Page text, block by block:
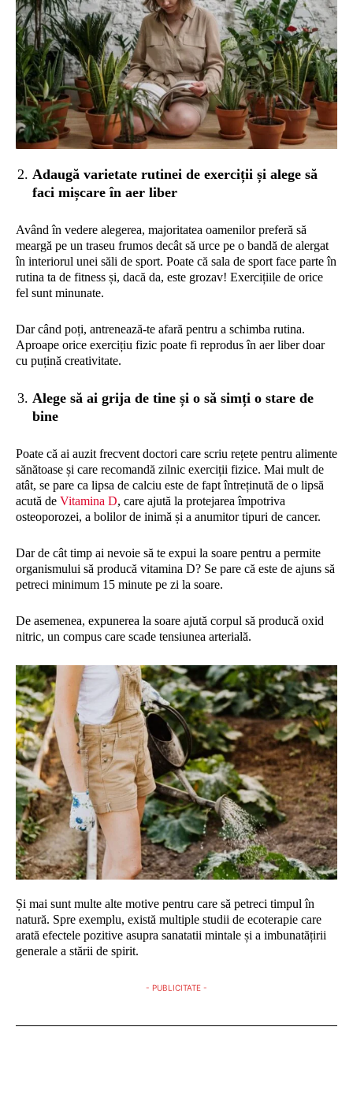
Adaugă varietate rutinei de exerciții și alege să
faci mișcare în aer liber
Având în vedere alegerea, majoritatea oamenilor preferă să
meargă pe un traseu frumos decât să urce pe o bandă de alergat
în interiorul unei săli de sport. Poate că sala de sport face parte în
rutina ta de fitness și, dacă da, este grozav! Exercițiile de orice
fel sunt minunate.
Dar când poți, antrenează-te afară pentru a schimba rutina.
Aproape orice exercițiu fizic poate fi reprodus în aer liber doar
cu puțină creativitate.
Alege să ai grija de tine și o să simți o stare de
bine
Poate că ai auzit frecvent doctori care scriu rețete pentru alimente
sănătoase și care recomandă zilnic exerciții fizice. Mai mult de
atât, se pare ca lipsa de calciu este de fapt întreținută de o lipsă
acută de Vitamina D, care ajută la protejarea împotriva
osteoporozei, a bolilor de inimă și a anumitor tipuri de cancer.
Dar de cât timp ai nevoie să te expui la soare pentru a permite
organismului să producă vitamina D? Se pare că este de ajuns să
petreci minimum 15 minute pe zi la soare.
De asemenea, expunerea la soare ajută corpul să producă oxid
nitric, un compus care scade tensiunea arterială.
Și mai sunt multe alte motive pentru care să petreci timpul în
natură. Spre exemplu, există multiple studii de ecoterapie care
arată efectele pozitive asupra sanatatii mintale și a imbunatățirii
generale a stării de spirit.
- PUBLICITATE -